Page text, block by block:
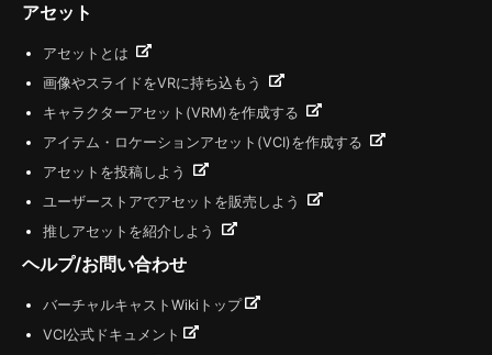
アセット
アセットとは
画像やスライドをVRに持ち込もう
キャラクターアセット(VRM)を作成する
アイテム・ロケーションアセット(VCI)を作成する
アセットを投稿しよう
ユーザーストアでアセットを販売しよう
推しアセットを紹介しよう
ヘルプ/お問い合わせ
バーチャルキャストWikiトップ
VCI公式ドキュメント